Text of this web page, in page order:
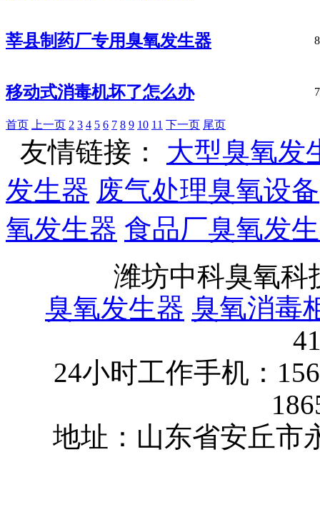
莘县制药厂专用臭氧发生器
移动式消毒机坏了怎么办
首页 上一页 2 3 4 5 6 7 8 9 10 11 下一页 尾页
友情链接： 大型臭氧发
发生器 废气处理臭氧设备
氧发生器 食品厂臭氧发
潍坊中科臭氧
臭氧发生器 臭氧消毒
24小时工作手机：
地址：山东省安丘